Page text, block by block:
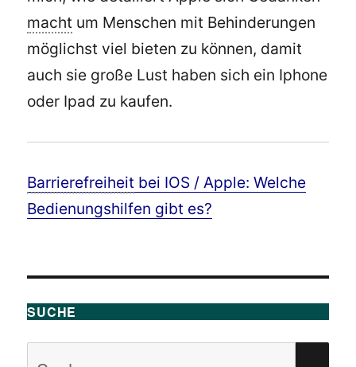
macht um Menschen mit Behinderungen
möglichst viel bieten zu können, damit
auch sie große Lust haben sich ein Iphone
oder Ipad zu kaufen.
Barrierefreiheit bei IOS / Apple: Welche
Bedienungshilfen gibt es?
SUCHE